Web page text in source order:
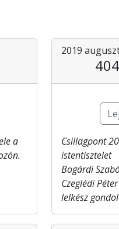
a
2019
Csillagpont​
istentisztelet
Bogárdi
Czeglédi
lelkész